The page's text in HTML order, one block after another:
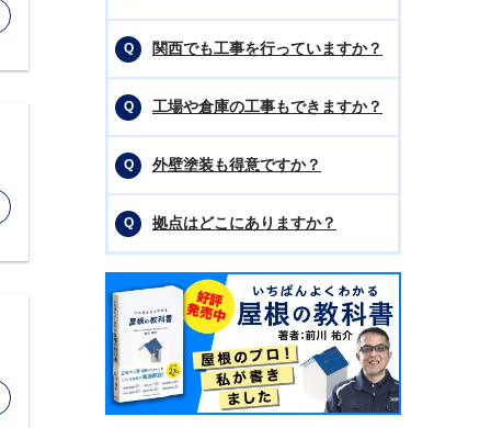
関西でも工事を行っていますか？
工場や倉庫の工事もできますか？
外壁塗装も得意ですか？
拠点はどこにありますか？